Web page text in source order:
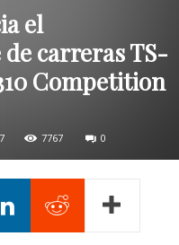
el
carreras TS-
Competition
7767 0